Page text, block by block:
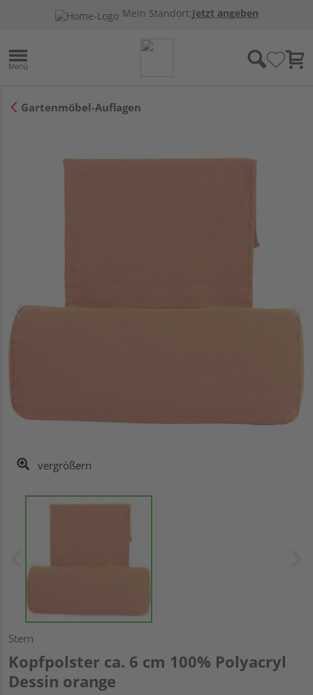
Mein Standort:Jetzt angeben
Gartenmöbel-Auflagen
vergrößern
Stern
Kopfpolster ca. 6 cm 100% Polyacryl
Dessin orange